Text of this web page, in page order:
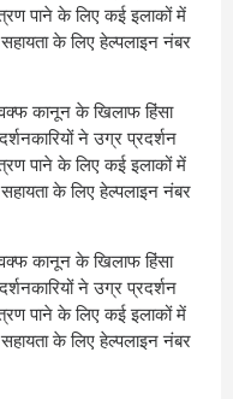
पाने के लिए कई इलाकों में
के लिए हेल्पलाइन नंबर
वक्फ कानून के खिलाफ हिंसा
ने उग्र प्रदर्शन
पाने के लिए कई इलाकों में
के लिए हेल्पलाइन नंबर
वक्फ कानून के खिलाफ हिंसा
ने उग्र प्रदर्शन
पाने के लिए कई इलाकों में
के लिए हेल्पलाइन नंबर